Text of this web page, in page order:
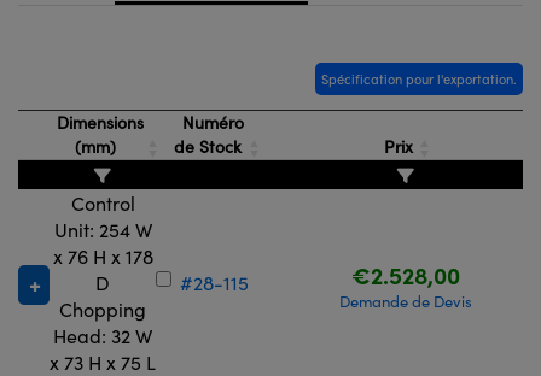
Spécification pour l'exportation.
Dimensions
(mm)
Numéro
de Stock
Prix
Control
Unit: 254 W
x 76 H x 178
D
Chopping
Head: 32 W
x 73 H x 75 L
#28-115 €2.528,00
Demande de Devis